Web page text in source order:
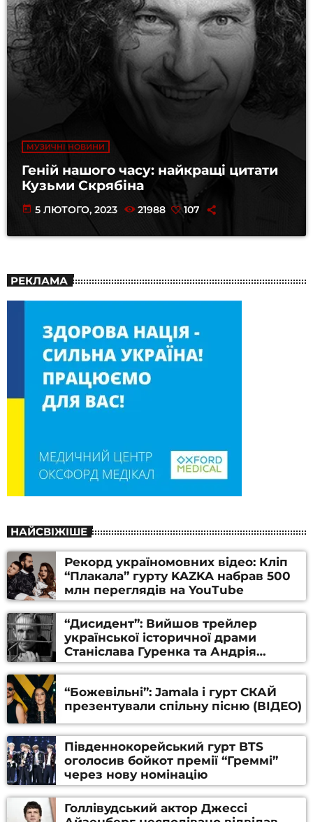
МУЗИЧНІ НОВИНИ
Геній нашого часу: найкращі цитати
Кузьми Скрябіна
today 5 ЛЮТОГО, 2023 21988 107
РЕКЛАМА
НАЙСВІЖІШЕ
Рекорд україномовних відео: Кліп
“Плакала” гурту KAZKA набрав 500
млн переглядів на YouTube
“Дисидент”: Вийшов трейлер
української історичної драми
Станіслава Гуренка та Андрія
Алфьорова (ВІДЕО)
“Божевільні”: Jamala і гурт СКАЙ
презентували спільну пісню (ВІДЕО)
Південнокорейський гурт BTS
оголосив бойкот премії “Греммі”
через нову номінацію
Голлівудський актор Джессі